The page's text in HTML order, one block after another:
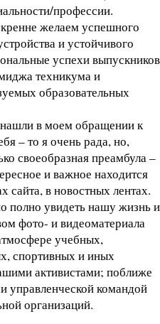
профессии.
желаем успешного
и устойчивого
успехи выпускников
техникума и
образовательных
в моем обращении к
– то я очень рада, но,
своеобразная преамбула –
и важное находится
сайта, в новостных лентах.
полно увидеть нашу жизнь и
фото- и видеоматериала
учебных,
спортивных и иных
активистами; поближе
управленческой командой
организаций.